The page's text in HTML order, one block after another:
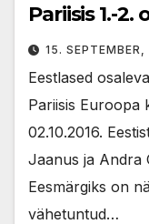
Pariisis 1.-
15. SEPTEMBER,
Eestlased
Pariisis Euroopa
02.10.2016.
Jaanus ja Andra
Eesmärgiks on
vähetuntud…